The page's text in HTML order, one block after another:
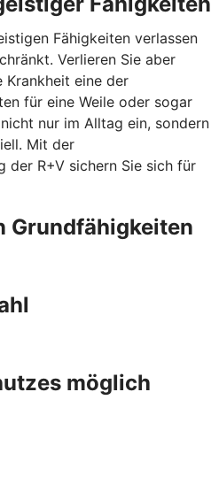
Fähigkeiten verlassen
Verlieren Sie aber
Krankheit eine der
für eine Weile oder sogar
nur im Alltag ein, sondern
Mit der
der R+V sichern Sie sich für
Grundfähigkeiten
möglich